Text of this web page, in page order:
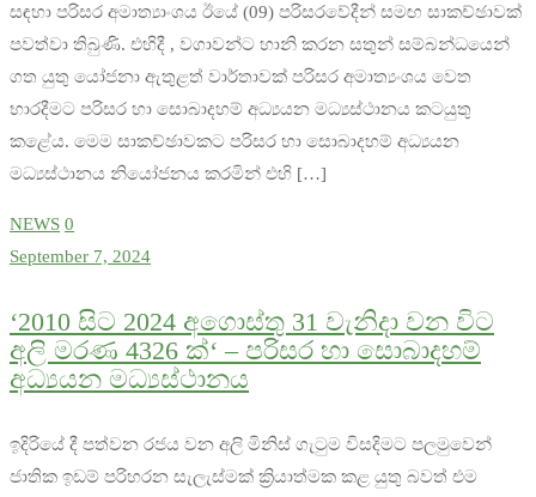
සඳහා පරිසර අමාත්‍යාංශය ඊයේ (09) පරිසරවේදීන් සමඟ සාකච්ඡාවක්
පවත්වා තිබුණි. එහිදී , වගාවන්ට හානි කරන සතුන් සම්බන්ධයෙන්
ගත යුතු යෝජනා ඇතුළත් වාර්තාවක් පරිසර අමාත්‍යංශය වෙත
භාරදීමට පරිසර හා සොබාදහම් අධ්‍යයන මධ්‍යස්ථානය කටයුතු
කළේය. මෙම සාකච්ඡාවකට පරිසර හා සොබාදහම් අධ්‍යයන
මධ්‍යස්ථානය නියෝජනය කරමින් එහි […]
NEWS 0
September 7, 2024
‘2010 සිට 2024 අගොස්තු 31 වැනිදා වන විට
අලි මරණ 4326 ක්‘ – පරිසර හා සොබාදහම්
අධ්‍යයන මධ්‍යස්ථානය
ඉදිරියේ දී පත්වන රජය වන අලි මිනිස් ගැටුම විසදිමට පලමුවෙන්
ජාතික ඉඩම් පරිහරන සැලැස්මක් ක්‍රියාත්මක කළ යුතු බවත් එම